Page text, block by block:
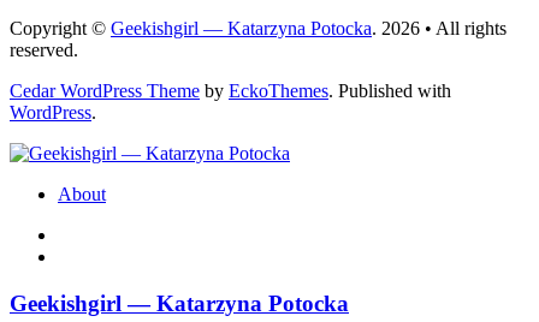
Copyright © Geekishgirl — Katarzyna Potocka. 2026 • All rights
reserved.
Cedar WordPress Theme by EckoThemes. Published with
WordPress.
About
Geekishgirl — Katarzyna Potocka